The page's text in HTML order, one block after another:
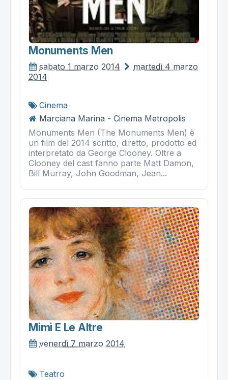
Monuments Men
sabato 1 marzo 2014
martedì 4 marzo
2014
Cinema
Marciana Marina - Cinema Metropolis
Monuments Men (The Monuments Men) è
un film del 2014 scritto, diretto, prodotto ed
interpretato da George Clooney. Oltre a
Clooney del cast fanno parte Matt Damon,
Bill Murray, John Goodman, Jean...
Mimì E Le Altre
venerdì 7 marzo 2014
Teatro